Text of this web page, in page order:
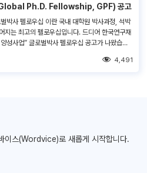
Ph.D. Fellowship, GPF) 공고
박사 펠로우십 이란 국내 대학원 박사과정, 석박
지는 최고의 펠로우십입니다. 드디어 한국연구재
성사업” 글로벌박사 펠로우십 공고가 나왔습니
매우 높으며 수혜자를 215명이나 선정하기
4,491
이스(Wordvice)로 새롭게 시작합니다.